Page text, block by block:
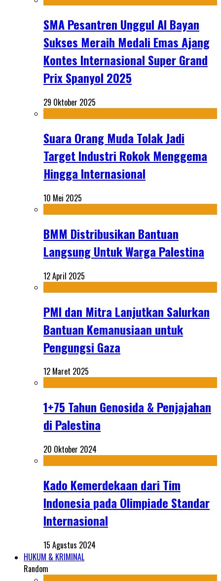
SMA Pesantren Unggul Al Bayan
Sukses Meraih Medali Emas Ajang
Kontes Internasional Super Grand
Prix Spanyol 2025
29 Oktober 2025
Suara Orang Muda Tolak Jadi
Target Industri Rokok Menggema
Hingga Internasional
10 Mei 2025
BMM Distribusikan Bantuan
Langsung Untuk Warga Palestina
12 April 2025
PMI dan Mitra Lanjutkan Salurkan
Bantuan Kemanusiaan untuk
Pengungsi Gaza
12 Maret 2025
1+75 Tahun Genosida & Penjajahan
di Palestina
20 Oktober 2024
Kado Kemerdekaan dari Tim
Indonesia pada Olimpiade Standar
Internasional
15 Agustus 2024
HUKUM & KRIMINAL
Random